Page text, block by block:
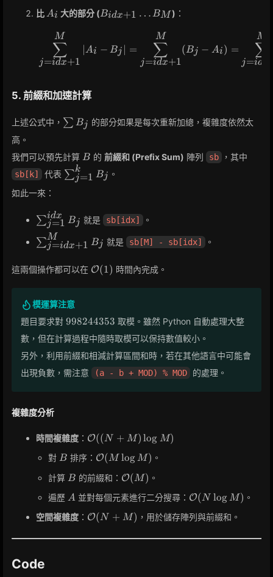
比 A_i
Ai 大的部分 ( B_{idx+1}
\dots B_M
Bidx+1 … BM ) ：
\sum_{j=idx+1}^{M}
j=idx+1
∑
M
∣Ai − Bj ∣ =
j=idx+1
∑
M
(Bj − Ai) =
j=id
∑
M
5. 前綴和加速計算
上述公式中， \sum
B_j
∑ Bj 的部分如果是每次重新加總，複雜度依然太
高。
我們可以預先計算 B
B 的 前綴和 (Prefix Sum) 陣列 sb ，其中
sb[k] 代表 \sum_{j=1}^k
B_j
∑j=1
k
Bj 。
如此一來：
\sum_{j=1}^{idx}
B_j
∑j=1
idx
Bj 就是 sb[idx] 。
\sum_{j=idx+1}^{M}
B_j
∑j=idx+1
M
Bj 就是 sb[M] - sb[idx] 。
這兩個操作都可以在 \mathcal{O}
(1)
O(1) 時間內完成。
模運算注意
題目要求對 998244353
998244353 取模。雖然 Python 自動處理大整
數，但在計算過程中隨時取模可以保持數值較小。
另外，利用前綴和相減計算區間和時，若在其他語言中可能會
出現負數，需注意
(a - b + MOD) % MOD 的處理。
複雜度分析
時間複雜度 ： \mathcal{O}
((N+M) \log
M)
O((N + M) log M)
對 B
B 排序： \mathcal{O}
O(M log M) 。
計算 B
B 的前綴和： \mathcal{O}
(M)
O(M) 。
遍歷 A
A 並對每個元素進行二分搜尋： \mathcal{O}
(N \log M)
O(N log M) 。
空間複雜度 ： \mathcal{O}
O(N + M) ，用於儲存陣列與前綴和。
Code